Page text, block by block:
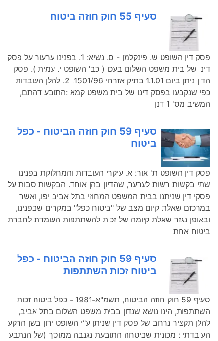
סעיף 55 חוק חוזה ביטוח
פסק דין השופט ש. פינקלמן - ס. נשיא: 1. בפנינו ערעור על פסק
דינו של בית משפט השלום בעכו ( כב' השופט י. עמית ). פסק
הדין ניתן ביום 1.1.01 בתיק אזרחי 1501/96. 2. להלן העובדות
כפי שנקבעו בפסק דינו של בית משפט קמא :התובע דהתם,
המשיב מס' 1 דנן
סעיף 59 חוק חוזה הביטוח - כפל
ביטוח
פסק דין השופט ת' אור: א. עיקרי העובדות והמחלוקת בפנינו
שתי בקשות רשות לערער, שהדיון בהן אוחד. הבקשות סבות על
פסקי דין שניתנו בבית המשפט המחוזי בתל אביב יפו, ואשר
במרכזם שאלת קיום מצב של "ביטוח כפל" במקרים שבפנינו,
ובאופן נגזר שאלת קיומה של זכות להשתתפות העומדת לחברת
ביטוח אחת
סעיף 59 חוק חוזה הביטוח - כפל
ביטוח זכות השתתפות
סעיף 59 חוק חוזה הביטוח, תשמ"א-1981 - כפל ביטוח זכות
השתתפות, הינו נושא שנדון בבית משפט השלום בתל אביב,
להלן תקציר נרחב של פסק דין שניתן ע"י השופט ירון בשן הרקע
העובדתי : מכונית שביטחה התובעת נגנבה ממוסך (של הנתבע